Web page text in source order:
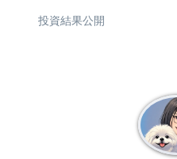
投資結果公開